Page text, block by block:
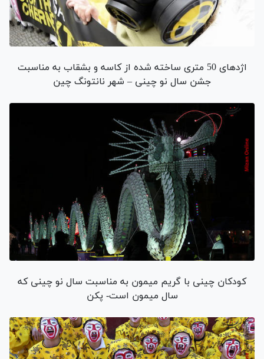
اژدهای 50 متری ساخته شده از کاسه و بشقاب به مناسبت
جشن سال نو چینی – شهر نانتونگ چین
کودکان چینی با گریم میمون به مناسبت سال نو چینی که
سال میمون است- پکن